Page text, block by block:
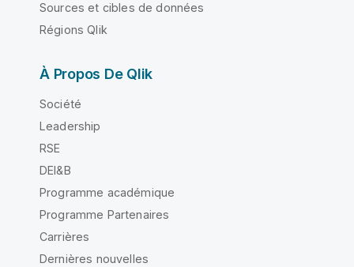
Sources et cibles de données
Régions Qlik
À Propos De Qlik
Société
Leadership
RSE
DEI&B
Programme académique
Programme Partenaires
Carrières
Dernières nouvelles